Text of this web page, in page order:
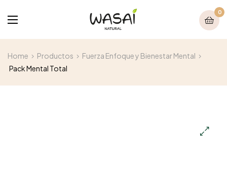
0
Home Productos
Fuerza Enfoque y Bienestar Mental
Pack Mental Total